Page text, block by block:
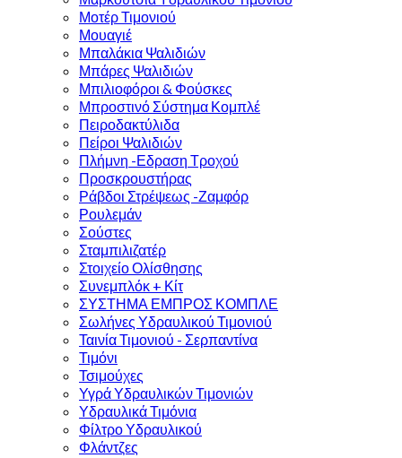
Μοτέρ Τιμονιού
Μουαγιέ
Μπαλάκια Ψαλιδιών
Μπάρες Ψαλιδιών
Μπιλιοφόροι & Φούσκες
Μπροστινό Σύστημα Κομπλέ
Πειροδακτύλιδα
Πείροι Ψαλιδιών
Πλήμνη -Εδραση Τροχού
Προσκρουστήρας
Ράβδοι Στρέψεως -Ζαμφόρ
Ρουλεμάν
Σούστες
Σταμπιλιζατέρ
Στοιχείο Ολίσθησης
Συνεμπλόκ + Κίτ
ΣΥΣΤΗΜΑ ΕΜΠΡΟΣ ΚΟΜΠΛΕ
Σωλήνες Υδραυλικού Τιμονιού
Ταινία Τιμονιού - Σερπαντίνα
Τιμόνι
Τσιμούχες
Υγρά Υδραυλικών Τιμονιών
Υδραυλικά Τιμόνια
Φίλτρο Υδραυλικού
Φλάντζες